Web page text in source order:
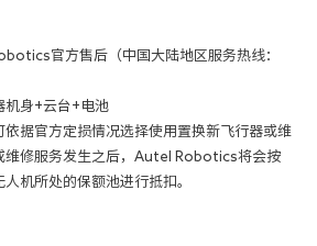
官方售后（中国大陆地区服务热线：
机身+云台+电池
依据官方定损情况选择使用置换新飞行器或维
维修服务发生之后，Autel Robotics将会按
机所处的保额池进行抵扣。